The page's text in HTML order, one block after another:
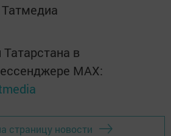
Татмедиа
в
MАХ:
страницу новости